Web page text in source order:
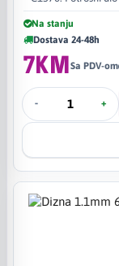
Na stanju
Dostava 24-48h
7KMSa PDV-om
- +